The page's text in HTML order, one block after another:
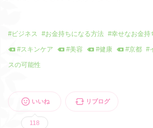
#ビジネス #お金持ちになる方法 #幸せなお金持
#スキンケア #美容 #健康 #京都 #
スの可能性
いいね
118
リブログ